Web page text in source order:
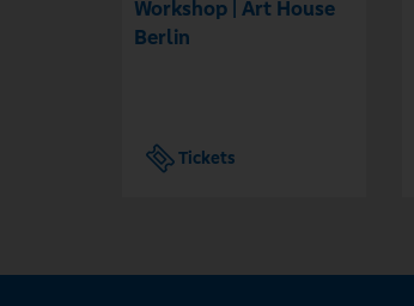
Workshop | Art House
Berlin
Tickets